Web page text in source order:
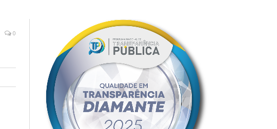
0